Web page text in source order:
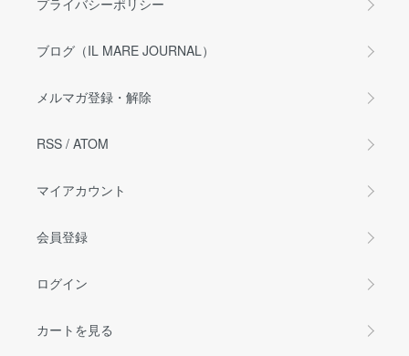
プライバシーポリシー
ブログ（IL MARE JOURNAL）
メルマガ登録・解除
RSS / ATOM
マイアカウント
会員登録
ログイン
カートを見る